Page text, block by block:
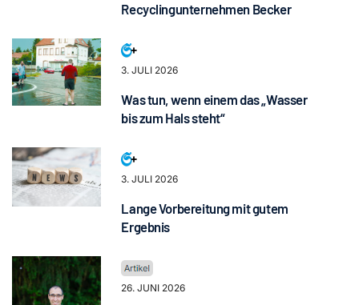
Recyclingunternehmen Becker
3. JULI 2026
Was tun, wenn einem das „Wasser
bis zum Hals steht“
3. JULI 2026
Lange Vorbereitung mit gutem
Ergebnis
26. JUNI 2026